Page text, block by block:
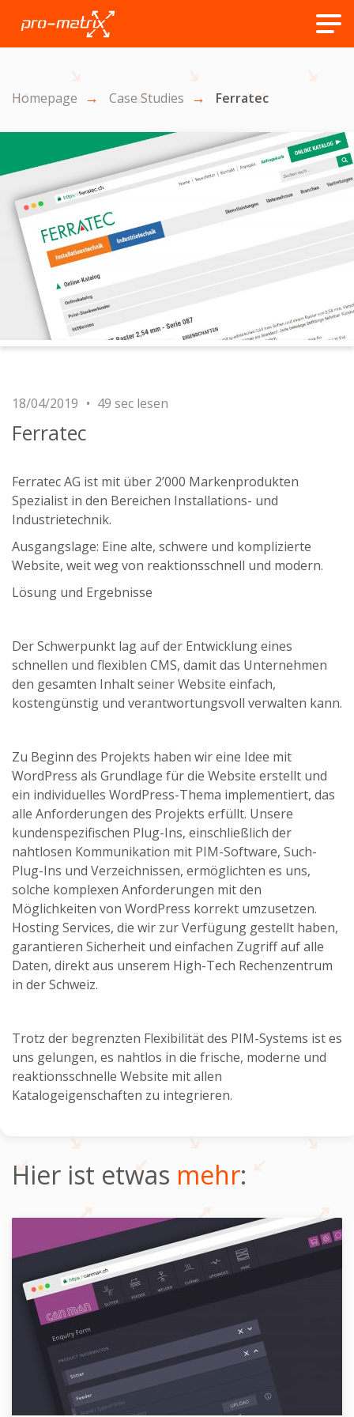
Homepage Case Studies Ferratec
18/04/2019 49 sec lesen
Ferratec
Ferratec AG ist mit über 2’000 Markenprodukten
Spezialist in den Bereichen Installations- und
Industrietechnik.
Ausgangslage: Eine alte, schwere und komplizierte
Website, weit weg von reaktionsschnell und modern.
Lösung und Ergebnisse
Der Schwerpunkt lag auf der Entwicklung eines
schnellen und flexiblen CMS, damit das Unternehmen
den gesamten Inhalt seiner Website einfach,
kostengünstig und verantwortungsvoll verwalten kann.
Zu Beginn des Projekts haben wir eine Idee mit
WordPress als Grundlage für die Website erstellt und
ein individuelles WordPress-Thema implementiert, das
alle Anforderungen des Projekts erfüllt. Unsere
kundenspezifischen Plug-Ins, einschließlich der
nahtlosen Kommunikation mit PIM-Software, Such-
Plug-Ins und Verzeichnissen, ermöglichten es uns,
solche komplexen Anforderungen mit den
Möglichkeiten von WordPress korrekt umzusetzen.
Hosting Services, die wir zur Verfügung gestellt haben,
garantieren Sicherheit und einfachen Zugriff auf alle
Daten, direkt aus unserem High-Tech Rechenzentrum
in der Schweiz.
Trotz der begrenzten Flexibilität des PIM-Systems ist es
uns gelungen, es nahtlos in die frische, moderne und
reaktionsschnelle Website mit allen
Katalogeigenschaften zu integrieren.
Hier ist etwas mehr: